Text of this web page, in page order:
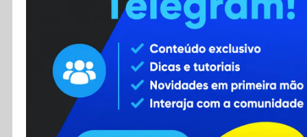
Contato
RSS